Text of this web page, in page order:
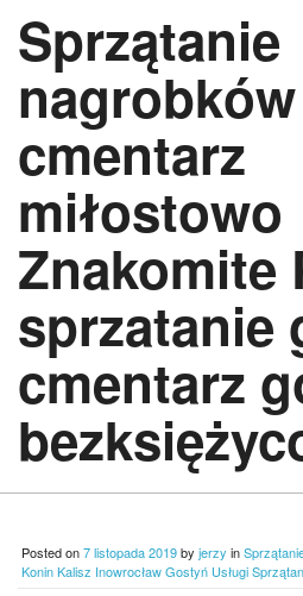
Sprzątanie
cmentarz
miłostowo
Znakomite
sprzatanie
cmentarz
Posted on7 listopada 2019by jerzy in
Konin Kalisz Inowrocław Gostyń Usługi